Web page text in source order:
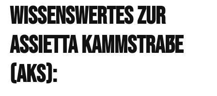
Wissenswertes zur
AssiettA Kammstraße
(AKS):